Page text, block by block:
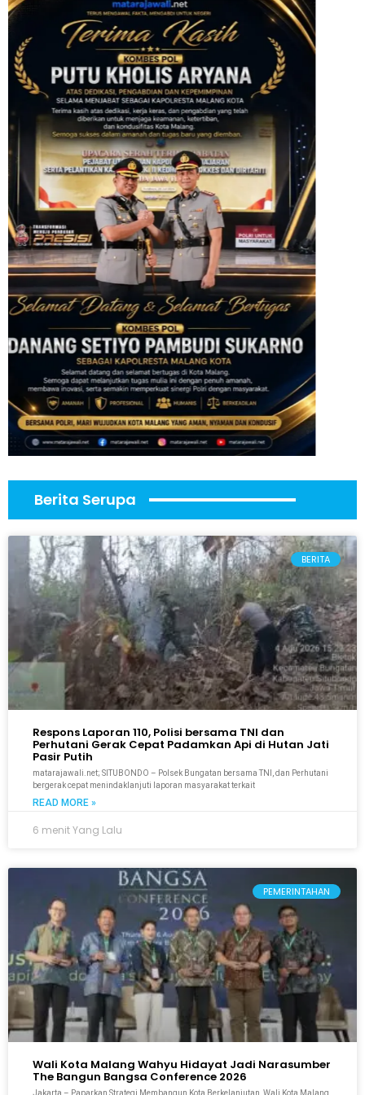
Berita Serupa
BERITA
Respons Laporan 110, Polisi bersama TNI dan
Perhutani Gerak Cepat Padamkan Api di Hutan Jati
Pasir Putih
matarajawali.net; SITUBONDO – Polsek Bungatan bersama TNI, dan Perhutani
bergerak cepat menindaklanjuti laporan masyarakat terkait
READ MORE »
6 menit Yang Lalu
PEMERINTAHAN
Wali Kota Malang Wahyu Hidayat Jadi Narasumber
The Bangun Bangsa Conference 2026
Jakarta – Paparkan Strategi Membangun Kota Berkelanjutan, Wali Kota Malang,